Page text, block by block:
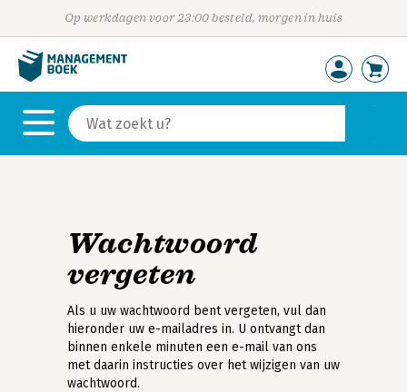
Op werkdagen voor 23:00 besteld, morgen in huis
Wachtwoord
vergeten
Als u uw wachtwoord bent vergeten, vul dan
hieronder uw e-mailadres in. U ontvangt dan
binnen enkele minuten een e-mail van ons
met daarin instructies over het wijzigen van uw
wachtwoord.